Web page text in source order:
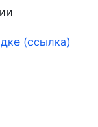
(ссылка)